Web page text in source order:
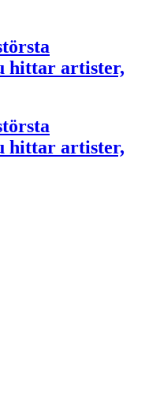
hittar artister,
hittar artister,